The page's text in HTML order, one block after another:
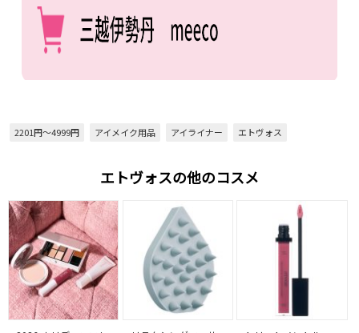
2201円～4999円 アイメイク用品 アイライナー エトヴォス
エトヴォスの他のコスメ